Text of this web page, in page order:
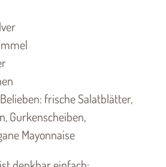
frische Salatblätter,
Gurkenscheiben,
Mayonnaise